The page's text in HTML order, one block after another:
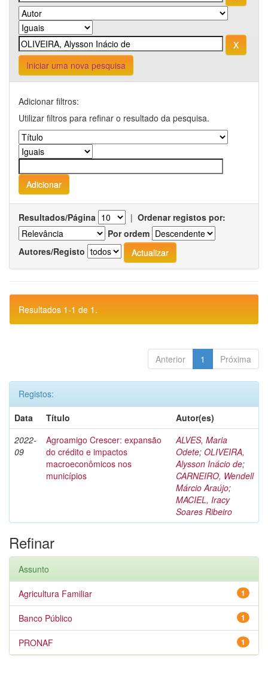
Iniciar uma nova pesquisa
Adicionar filtros:
Utilizar filtros para refinar o resultado da pesquisa.
Resultados/Página | Ordenar registos por:
Por ordem
Autores/Registo
Resultados 1-1 de 1.
Anterior 1 Próxima
Registos:
Data
Título
Autor(es)
2022-
09
Agroamigo Crescer: expansão
do crédito e impactos
macroeconômicos nos
municípios
ALVES, Maria
Odete; OLIVEIRA,
Alysson Inácio de;
CARNEIRO, Wendell
Márcio Araújo;
MACIEL, Iracy
Soares Ribeiro
Refinar
Assunto
1
Agricultura Familiar
1
Banco Público
1
PRONAF